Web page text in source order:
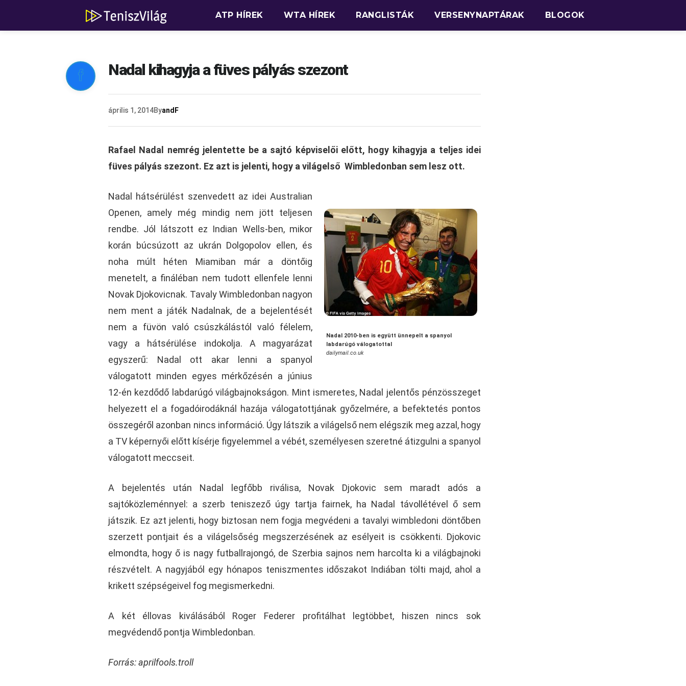
ATP HÍREK WTA HÍREK RANGLISTÁK VERSENYNAPTÁRAK BLOGOK
 Nadal kihagyja a füves pályás szezont
április 1, 2014ByandF
Rafael Nadal nemrég jelentette be a sajtó képviselői előtt, hogy kihagyja a teljes idei
füves pályás szezont. Ez azt is jelenti, hogy a világelső Wimbledonban sem lesz ott.
Nadal 2010-ben is együtt ünnepelt a spanyol
labdarúgó válogatottal
dailymail.co.uk
Nadal hátsérülést szenvedett az idei Australian
Openen, amely még mindig nem jött teljesen
rendbe. Jól látszott ez Indian Wells-ben, mikor
korán búcsúzott az ukrán Dolgopolov ellen, és
noha múlt héten Miamiban már a döntőig
menetelt, a fináléban nem tudott ellenfele lenni
Novak Djokovicnak. Tavaly Wimbledonban nagyon
nem ment a játék Nadalnak, de a bejelentését
nem a füvön való csúszkálástól való félelem,
vagy a hátsérülése indokolja. A magyarázat
egyszerű: Nadal ott akar lenni a spanyol
válogatott minden egyes mérkőzésén a június
12-én kezdődő labdarúgó világbajnokságon. Mint ismeretes, Nadal jelentős pénzösszeget
helyezett el a fogadóirodáknál hazája válogatottjának győzelmére, a befektetés pontos
összegéről azonban nincs információ. Úgy látszik a világelső nem elégszik meg azzal, hogy
a TV képernyői előtt kísérje figyelemmel a vébét, személyesen szeretné átizgulni a spanyol
válogatott meccseit.
A bejelentés után Nadal legfőbb riválisa, Novak Djokovic sem maradt adós a
sajtóközleménnyel: a szerb teniszező úgy tartja fairnek, ha Nadal távollétével ő sem
játszik. Ez azt jelenti, hogy biztosan nem fogja megvédeni a tavalyi wimbledoni döntőben
szerzett pontjait és a világelsőség megszerzésének az esélyeit is csökkenti. Djokovic
elmondta, hogy ő is nagy futballrajongó, de Szerbia sajnos nem harcolta ki a világbajnoki
részvételt. A nagyjából egy hónapos teniszmentes időszakot Indiában tölti majd, ahol a
krikett szépségeivel fog megismerkedni.
A két éllovas kiválásából Roger Federer profitálhat legtöbbet, hiszen nincs sok
megvédendő pontja Wimbledonban.
Forrás: aprilfools.troll